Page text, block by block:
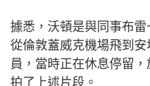
據悉，沃頓是與同事布
從倫敦蓋威克機場飛到
員，當時正在休息停留
拍了上述片段。